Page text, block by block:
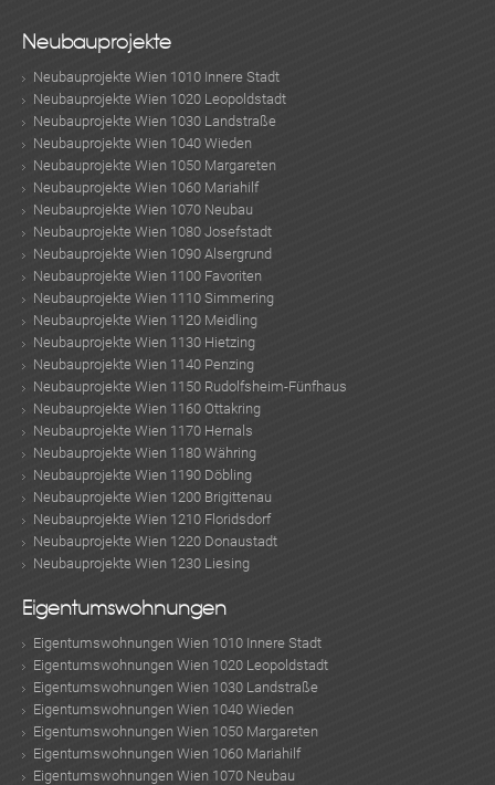
Neubauprojekte
Neubauprojekte Wien 1010 Innere Stadt
Neubauprojekte Wien 1020 Leopoldstadt
Neubauprojekte Wien 1030 Landstraße
Neubauprojekte Wien 1040 Wieden
Neubauprojekte Wien 1050 Margareten
Neubauprojekte Wien 1060 Mariahilf
Neubauprojekte Wien 1070 Neubau
Neubauprojekte Wien 1080 Josefstadt
Neubauprojekte Wien 1090 Alsergrund
Neubauprojekte Wien 1100 Favoriten
Neubauprojekte Wien 1110 Simmering
Neubauprojekte Wien 1120 Meidling
Neubauprojekte Wien 1130 Hietzing
Neubauprojekte Wien 1140 Penzing
Neubauprojekte Wien 1150 Rudolfsheim-Fünfhaus
Neubauprojekte Wien 1160 Ottakring
Neubauprojekte Wien 1170 Hernals
Neubauprojekte Wien 1180 Währing
Neubauprojekte Wien 1190 Döbling
Neubauprojekte Wien 1200 Brigittenau
Neubauprojekte Wien 1210 Floridsdorf
Neubauprojekte Wien 1220 Donaustadt
Neubauprojekte Wien 1230 Liesing
Eigentumswohnungen
Eigentumswohnungen Wien 1010 Innere Stadt
Eigentumswohnungen Wien 1020 Leopoldstadt
Eigentumswohnungen Wien 1030 Landstraße
Eigentumswohnungen Wien 1040 Wieden
Eigentumswohnungen Wien 1050 Margareten
Eigentumswohnungen Wien 1060 Mariahilf
Eigentumswohnungen Wien 1070 Neubau